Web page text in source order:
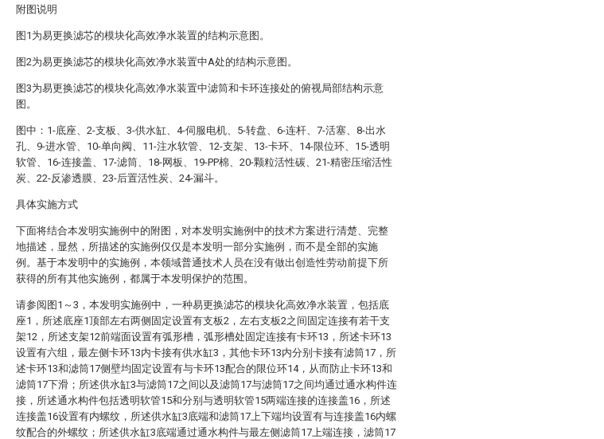
附图说明
图1为易更换滤芯的模块化高效净水装置的结构示意图。
图2为易更换滤芯的模块化高效净水装置中A处的结构示意图。
图3为易更换滤芯的模块化高效净水装置中滤筒和卡环连接处的俯视局部结构示意
图。
图中：1-底座、2-支板、3-供水缸、4-伺服电机、5-转盘、6-连杆、7-活塞、8-出水
孔、9-进水管、10-单向阀、11-注水软管、12-支架、13-卡环、14-限位环、15-透明
软管、16-连接盖、17-滤筒、18-网板、19-PP棉、20-颗粒活性碳、21-精密压缩活性
炭、22-反渗透膜、23-后置活性炭、24-漏斗。
具体实施方式
下面将结合本发明实施例中的附图，对本发明实施例中的技术方案进行清楚、完整
地描述，显然，所描述的实施例仅仅是本发明一部分实施例，而不是全部的实施
例。基于本发明中的实施例，本领域普通技术人员在没有做出创造性劳动前提下所
获得的所有其他实施例，都属于本发明保护的范围。
请参阅图1～3，本发明实施例中，一种易更换滤芯的模块化高效净水装置，包括底
座1，所述底座1顶部左右两侧固定设置有支板2，左右支板2之间固定连接有若干支
架12，所述支架12前端面设置有弧形槽，弧形槽处固定连接有卡环13，所述卡环13
设置有六组，最左侧卡环13内卡接有供水缸3，其他卡环13内分别卡接有滤筒17，所
述卡环13和滤筒17侧壁均固定设置有与卡环13配合的限位环14，从而防止卡环13和
滤筒17下滑；所述供水缸3与滤筒17之间以及滤筒17与滤筒17之间均通过通水构件连
接，所述通水构件包括透明软管15和分别与透明软管15两端连接的连接盖16，所述
连接盖16设置有内螺纹，所述供水缸3底端和滤筒17上下端均设置有与连接盖16内螺
纹配合的外螺纹；所述供水缸3底端通过通水构件与最左侧滤筒17上端连接，滤筒17